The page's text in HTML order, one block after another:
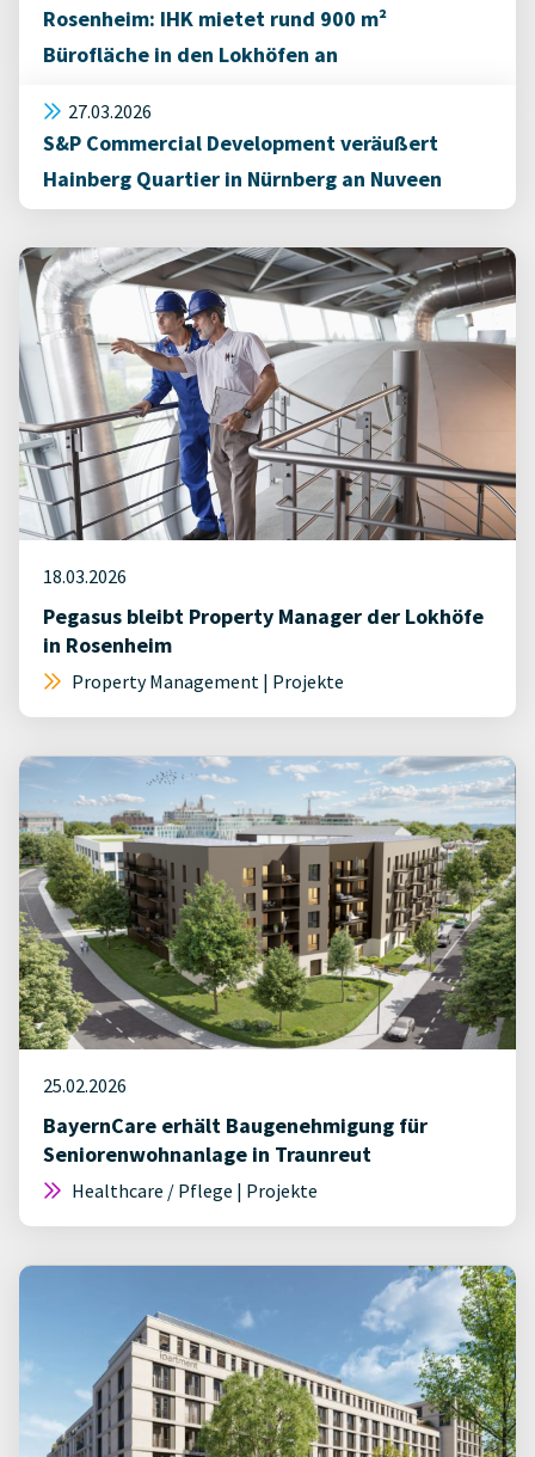
Rosenheim: IHK mietet rund 900 m²
Bürofläche in den Lokhöfen an
27.03.2026
S&P Commercial Development veräußert
Hainberg Quartier in Nürnberg an Nuveen
18.03.2026
Pegasus bleibt Property Manager der Lokhöfe
in Rosenheim
Property Management | Projekte
25.02.2026
BayernCare erhält Baugenehmigung für
Seniorenwohnanlage in Traunreut
Healthcare / Pflege | Projekte